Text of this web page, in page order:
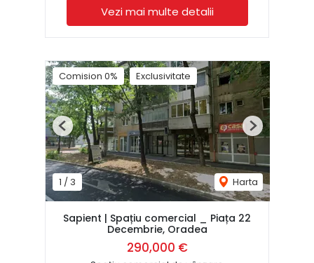
Vezi mai multe detalii
Comision 0% Exclusivitate
1 / 3 Harta
Previous Next
Sapient | Spațiu comercial _ Piața 22
Decembrie, Oradea
290,000 €